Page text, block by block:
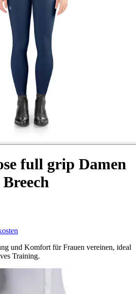
full grip Damen
und Komfort für Frauen vereinen, ideal
Training.